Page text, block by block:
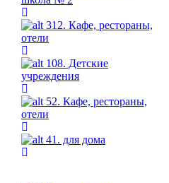
312. Кафе, рестораны,
отели
108. Детские
учреждения
52. Кафе, рестораны,
отели
41. для дома